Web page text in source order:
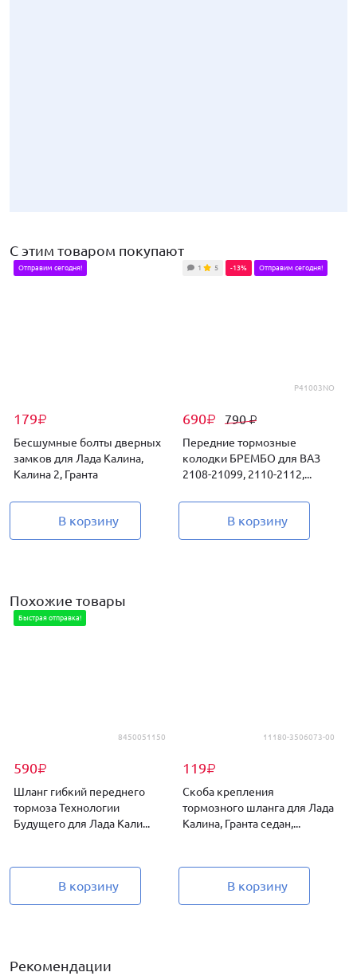
890₽
С этим товаром покупают
179₽
Отправим сегодня!
Бесшумные болты дверных
замков для Лада Калина,
Калина 2, Гранта
В корзину
P41003NO
690₽ 790₽
1 5 -13% Отправим сегодня!
Передние тормозные
колодки БРЕМБО для ВАЗ
2108-21099, 2110-2112,...
В корзину
Похожие товары
8450051150
590₽
Быстрая отправка!
Шланг гибкий переднего
тормоза Технологии
Будущего для Лада Кали...
В корзину
11180-3506073-00
119₽
Скоба крепления
тормозного шланга для Лада
Калина, Гранта седан,...
В корзину
Рекомендации